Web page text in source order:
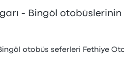
- Bingöl otobüslerinin
otobüs seferleri Fethiye